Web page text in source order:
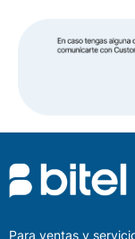
Para ventas y